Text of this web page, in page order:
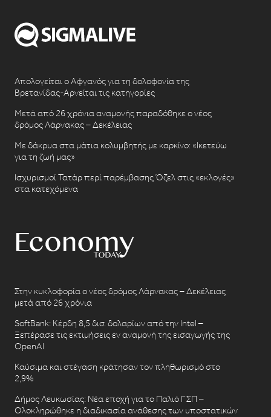
Απολογείται ο Αφγανός για τη δολοφονία της
Βρετανίδας-Αρνείται τις κατηγορίες
Μετά από 26 χρόνια αναμονής παραδόθηκε ο νέος
δρόμος Λάρνακας – Δεκέλειας
Με δάκρυα στα μάτια κολυμβητής με καρκίνο: «Ικετεύω
για τη ζωή μας»
Ισχυρισμοί Τατάρ περί παρέμβασης Όζελ στις «εκλογές»
στα κατεχόμενα
Στην κυκλοφορία ο νέος δρόμος Λάρνακας – Δεκέλειας
μετά από 26 χρόνια
SoftBank: Κέρδη 8,5 δισ. δολαρίων από την Intel –
Ξεπέρασε τις εκτιμήσεις εν αναμονή της εισαγωγής της
OpenAI
Καύσιμα και στέγαση κράτησαν τον πληθωρισμό στο
2,9%
Δήμος Λευκωσίας: Νέα εποχή για το Παλιό ΓΣΠ –
Ολοκληρώθηκε η διαδικασία ανάθεσης των υποστατικών